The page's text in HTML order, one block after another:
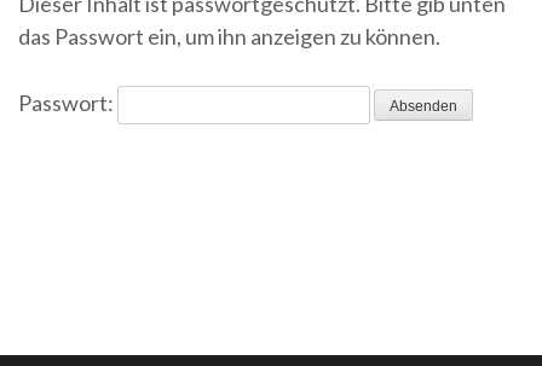
das Passwort ein, um ihn anzeigen zu können.
Passwort: